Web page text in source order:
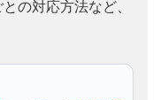
の対応方法など、